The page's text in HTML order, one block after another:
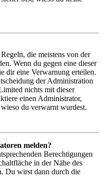
die meistens von der
Wenn du gegen eine dieser
dir eine Verwarnung erteilen.
der Administration
nichts mit dieser
einen Administrator,
du verwarnt wurdest.
melden?
Berechtigungen
in der Nähe des
Du wirst dann durch die